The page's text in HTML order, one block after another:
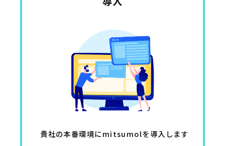
貴社の本番環境にmitsumolを導入します